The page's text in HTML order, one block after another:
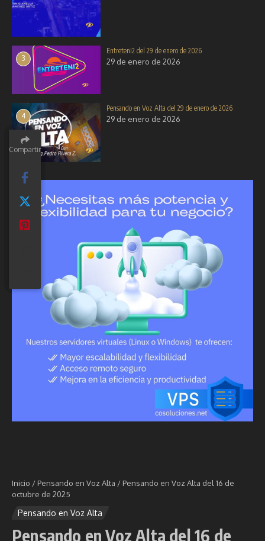
Compartir
3
Entreteni2 del 29 de enero de 2026
29 de enero de 2026
4
Pensando en Voz Alta del 29 de enero de 2026
29 de enero de 2026
Compartir
Inicio / Pensando en Voz Alta / Pensando en Voz Alta del 16 de
octubre de 2025
Pensando en Voz Alta
Pensando en Voz Alta del 16 de
Compartir
Compartir